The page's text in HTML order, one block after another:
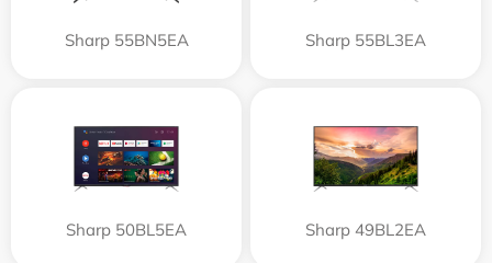
Sharp 55BN5EA Sharp 55BL3EA
Sharp 50BL5EA Sharp 49BL2EA